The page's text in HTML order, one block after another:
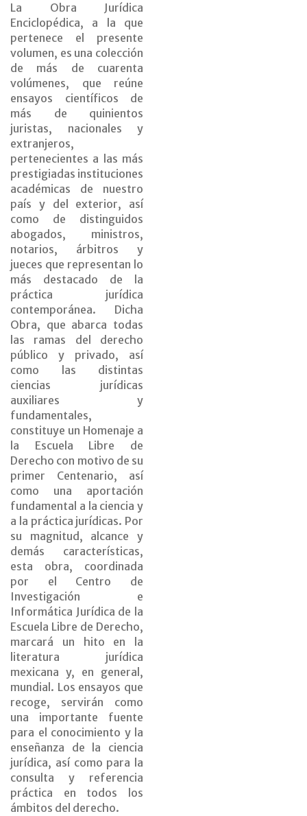
La Obra Jurídica
Enciclopédica, a la que
pertenece el presente
volumen, es una colección
de más de cuarenta
volúmenes, que reúne
ensayos científicos de
más de quinientos
juristas, nacionales y
extranjeros,
pertenecientes a las más
prestigiadas instituciones
académicas de nuestro
país y del exterior, así
como de distinguidos
abogados, ministros,
notarios, árbitros y
jueces que representan lo
más destacado de la
práctica jurídica
contemporánea. Dicha
Obra, que abarca todas
las ramas del derecho
público y privado, así
como las distintas
ciencias jurídicas
auxiliares y
fundamentales,
constituye un Homenaje a
la Escuela Libre de
Derecho con motivo de su
primer Centenario, así
como una aportación
fundamental a la ciencia y
a la práctica jurídicas. Por
su magnitud, alcance y
demás características,
esta obra, coordinada
por el Centro de
Investigación e
Informática Jurídica de la
Escuela Libre de Derecho,
marcará un hito en la
literatura jurídica
mexicana y, en general,
mundial. Los ensayos que
recoge, servirán como
una importante fuente
para el conocimiento y la
enseñanza de la ciencia
jurídica, así como para la
consulta y referencia
práctica en todos los
ámbitos del derecho.